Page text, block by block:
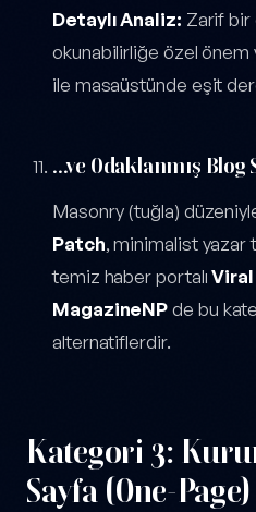
Detaylı Analiz: Zarif bir
okunabilirliğe özel
ile masaüstünde eşit
...ve Odaklanmış
Masonry (tuğla)
Patch, minimalist yazar
temiz haber portalı
MagazineNPde bu
alternatiflerdir.
Kategori 3:
Sayfa (One-